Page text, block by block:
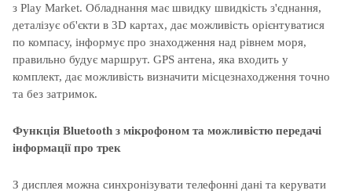
з Play Market. Обладнання має швидку швидкість з'єднання,
деталізує об'єкти в 3D картах, дає можливість орієнтуватися
по компасу, інформує про знаходження над рівнем моря,
правильно будує маршрут. GPS антена, яка входить у
комплект, дає можливість визначити місцезнаходження точно
та без затримок.
Функція Bluetooth з мікрофоном та можливістю передачі
інформації про трек
З дисплея можна синхронізувати телефонні дані та керувати